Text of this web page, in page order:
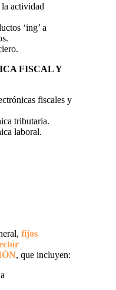
actividad
‘ing’ a
FISCAL Y
fiscales y
tributaria.
laboral.
fijos
, que incluyen: